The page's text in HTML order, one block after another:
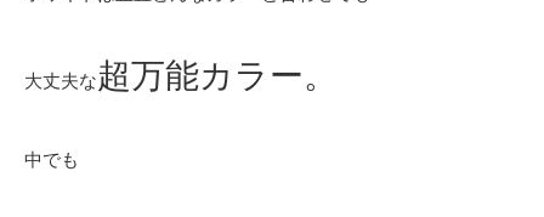
大丈夫な超万能カラー。
中でも